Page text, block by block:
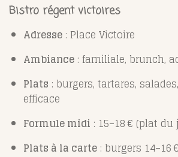
Bistro régent victoires
Adresse : Place Victoire
Ambiance : familiale, brunch,
Plats : burgers, tartares,
efficace
Formule midi : 15–18 € (plat
Plats à la carte : burgers 14–16